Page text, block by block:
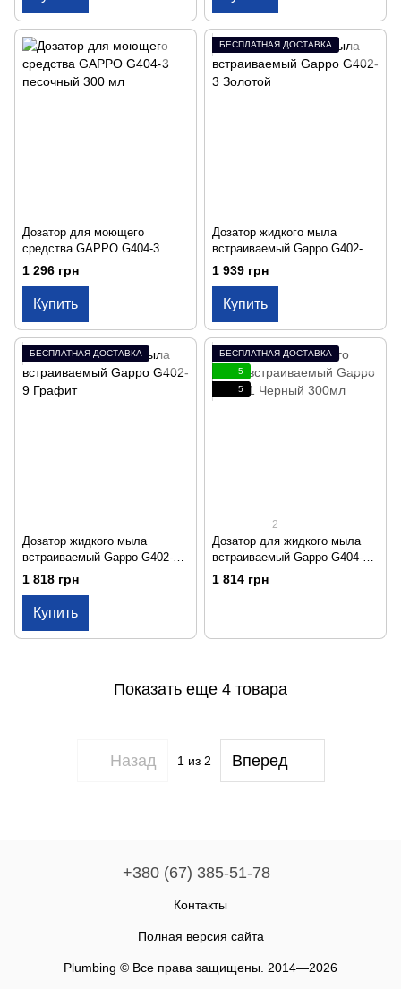
Дозатор для моющего
средства GAPPO G404-3
песочный 300 мл
1 296 грн
Купить
БЕСПЛАТНАЯ ДОСТАВКА
Дозатор жидкого мыла
встраиваемый Gappo G402-3
Золотой
1 939 грн
Купить
БЕСПЛАТНАЯ ДОСТАВКА
Дозатор жидкого мыла
встраиваемый Gappo G402-9
Графит
1 818 грн
Купить
БЕСПЛАТНАЯ ДОСТАВКА
5
5
2
Дозатор для жидкого мыла
встраиваемый Gappo G404-1
Черный 300мл
1 814 грн
Показать еще 4 товара
Назад 1из 2 Вперед
+380 (67) 385-51-78
Контакты
Полная версия сайта
Plumbing © Все права защищены. 2014—2026